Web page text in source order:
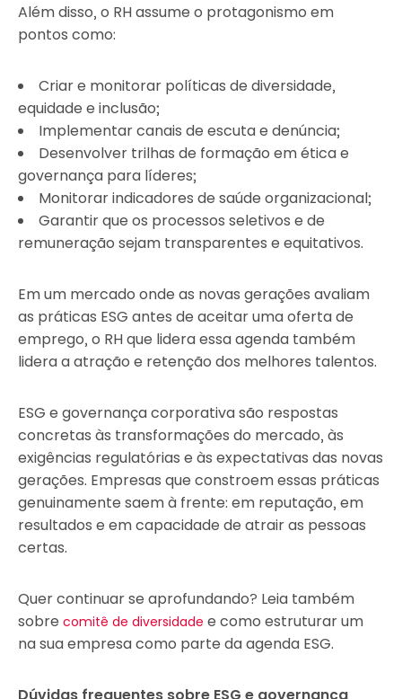
Além disso, o RH assume o protagonismo em
pontos como:
Criar e monitorar políticas de diversidade,
equidade e inclusão;
Implementar canais de escuta e denúncia;
Desenvolver trilhas de formação em ética e
governança para líderes;
Monitorar indicadores de saúde organizacional;
Garantir que os processos seletivos e de
remuneração sejam transparentes e equitativos.
Em um mercado onde as novas gerações avaliam
as práticas ESG antes de aceitar uma oferta de
emprego, o RH que lidera essa agenda também
lidera a atração e retenção dos melhores talentos.
ESG e governança corporativa são respostas
concretas às transformações do mercado, às
exigências regulatórias e às expectativas das novas
gerações. Empresas que constroem essas práticas
genuinamente saem à frente: em reputação, em
resultados e em capacidade de atrair as pessoas
certas.
Quer continuar se aprofundando? Leia também
sobre comitê de diversidade e como estruturar um
na sua empresa como parte da agenda ESG.
Dúvidas frequentes sobre ESG e governança